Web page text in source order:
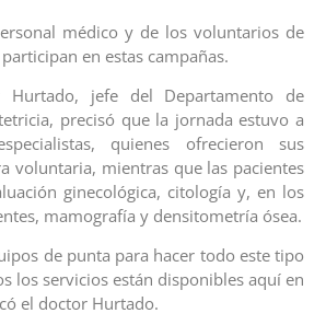
médico y de los voluntarios de
en estas campañas.
Hurtado, jefe del Departamento de
precisó que la jornada estuvo a
quienes ofrecieron sus
voluntaria, mientras que las pacientes
ginecológica, citología y, en los
mamografía y densitometría ósea.
de punta para hacer todo este tipo
los servicios están disponibles aquí en
el doctor Hurtado.